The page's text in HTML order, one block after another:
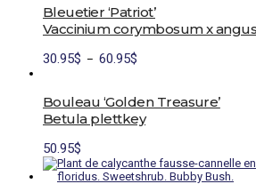
page
du
produit
plusieurs
variations.
Les
options
peuvent
sur
la
page
du
produit
Bleuetier ‘Patriot’
Vaccinium corymbosum x
30.95$ – 60.95$
à
60.95$
plusieurs
variations.
Les
être
choisies
Bouleau ‘Golden Treasure’
Betula plettkey
50.95$